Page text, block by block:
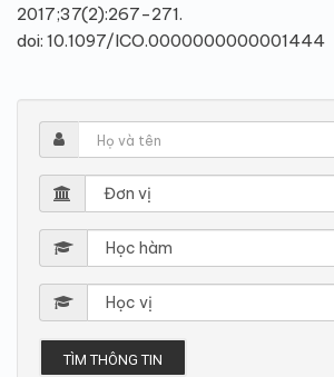
2017;37(2):267-271.
doi: 10.1097/ICO.0000000000001444
TÌM THÔNG TIN